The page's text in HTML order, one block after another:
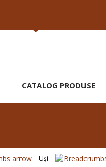
CATALOG PRODUSE
Uşi